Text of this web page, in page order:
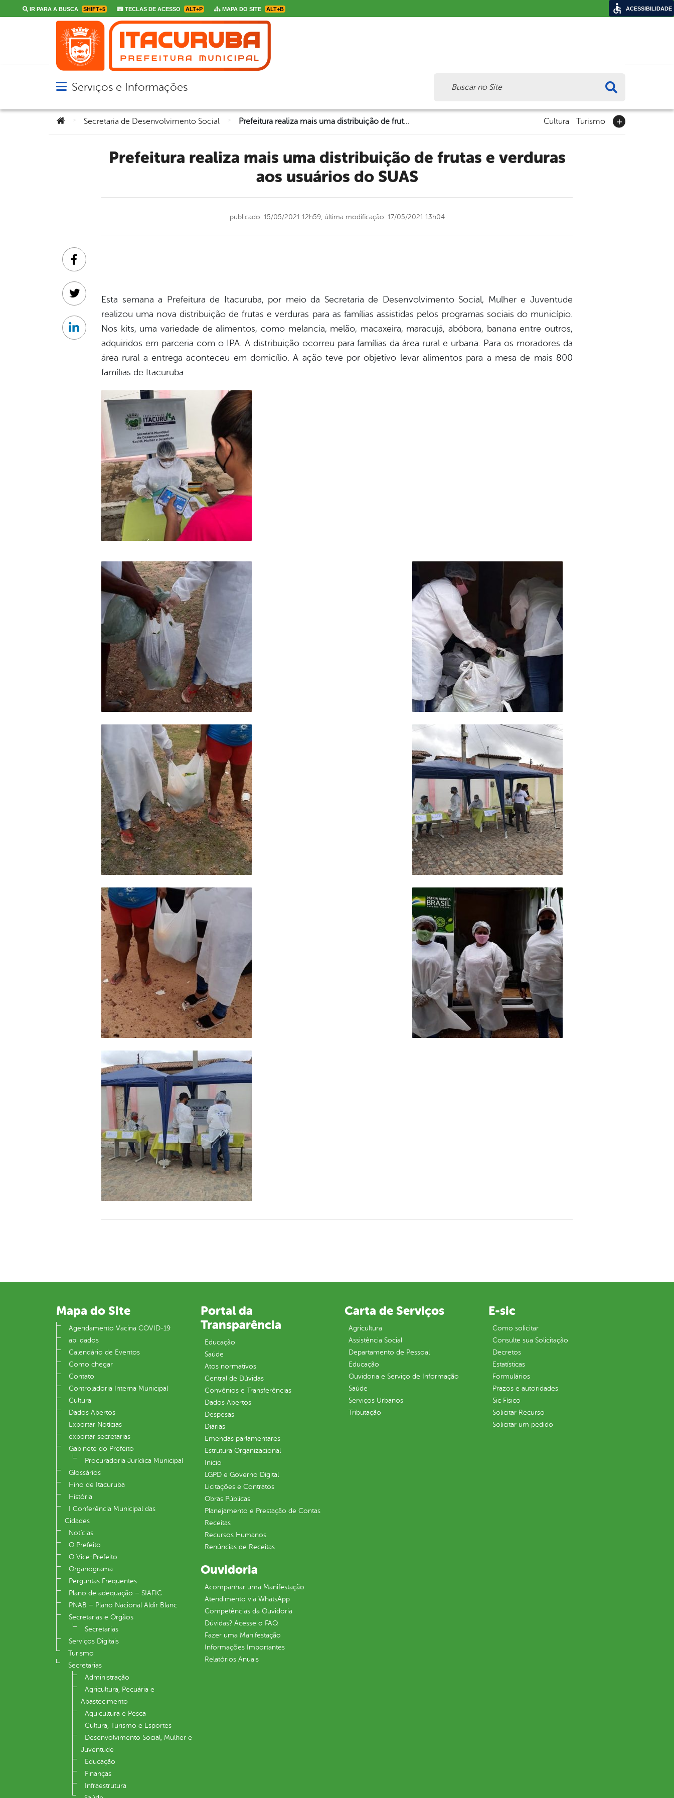
IR PARA A BUSCA SHIFT+5 TECLAS DE ACESSO ALT+P MAPA DO SITE ALT+B
Abrir menu principal de navegação
Serviços e Informações
Você está aqui:Secretaria de Desenvolvimento Social Prefeitura realiza mais uma distribuição de frutas e verduras aos usuários do SUAS Cultura Turismo
Prefeitura realiza mais uma distribuição de frutas e verduras
aos usuários do SUAS
publicado: 15/05/2021 12h59, última modificação: 17/05/2021 13h04
Esta semana a Prefeitura de Itacuruba, por meio da Secretaria de Desenvolvimento Social, Mulher e Juventude
realizou uma nova distribuição de frutas e verduras para as famílias assistidas pelos programas sociais do município.
Nos kits, uma variedade de alimentos, como melancia, melão, macaxeira, maracujá, abóbora, banana entre outros,
adquiridos em parceria com o IPA. A distribuição ocorreu para famílias da área rural e urbana. Para os moradores da
área rural a entrega aconteceu em domicílio. A ação teve por objetivo levar alimentos para a mesa de mais 800
famílias de Itacuruba.
Facebook
Twitter
Linkedin
Mapa do Site
Agendamento Vacina COVID-19
api dados
Calendário de Eventos
Como chegar
Contato
Controladoria Interna Municipal
Cultura
Dados Abertos
Exportar Notícias
exportar secretarias
Gabinete do Prefeito
Procuradoria Jurídica Municipal
Glossários
Hino de Itacuruba
História
I Conferência Municipal das
Cidades
Notícias
O Prefeito
O Vice-Prefeito
Organograma
Perguntas Frequentes
Plano de adequação – SIAFIC
PNAB – Plano Nacional Aldir Blanc
Secretarias e Orgãos
Secretarias
Serviços Digitais
Turismo
Secretarias
Administração
Agricultura, Pecuária e
Abastecimento
Aquicultura e Pesca
Cultura, Turismo e Esportes
Desenvolvimento Social, Mulher e
Juventude
Educação
Finanças
Infraestrutura
Portal da
Transparência
Educação
Saúde
Atos normativos
Central de Dúvidas
Convênios e Transferências
Dados Abertos
Despesas
Diárias
Emendas parlamentares
Estrutura Organizacional
Inicio
LGPD e Governo Digital
Licitações e Contratos
Obras Públicas
Planejamento e Prestação de Contas
Receitas
Recursos Humanos
Renúncias de Receitas
Carta de Serviços
Agricultura
Assistência Social
Departamento de Pessoal
Educação
Ouvidoria e Serviço de Informação
Saúde
Serviços Urbanos
Tributação
E-sic
Como solicitar
Consulte sua Solicitação
Decretos
Estatísticas
Formulários
Prazos e autoridades
Sic Físico
Solicitar Recurso
Solicitar um pedido
Ouvidoria
Acompanhar uma Manifestação
Atendimento via WhatsApp
Competências da Ouvidoria
Dúvidas? Acesse o FAQ
Fazer uma Manifestação
Informações Importantes
Relatórios Anuais
ACESSIBILIDADE